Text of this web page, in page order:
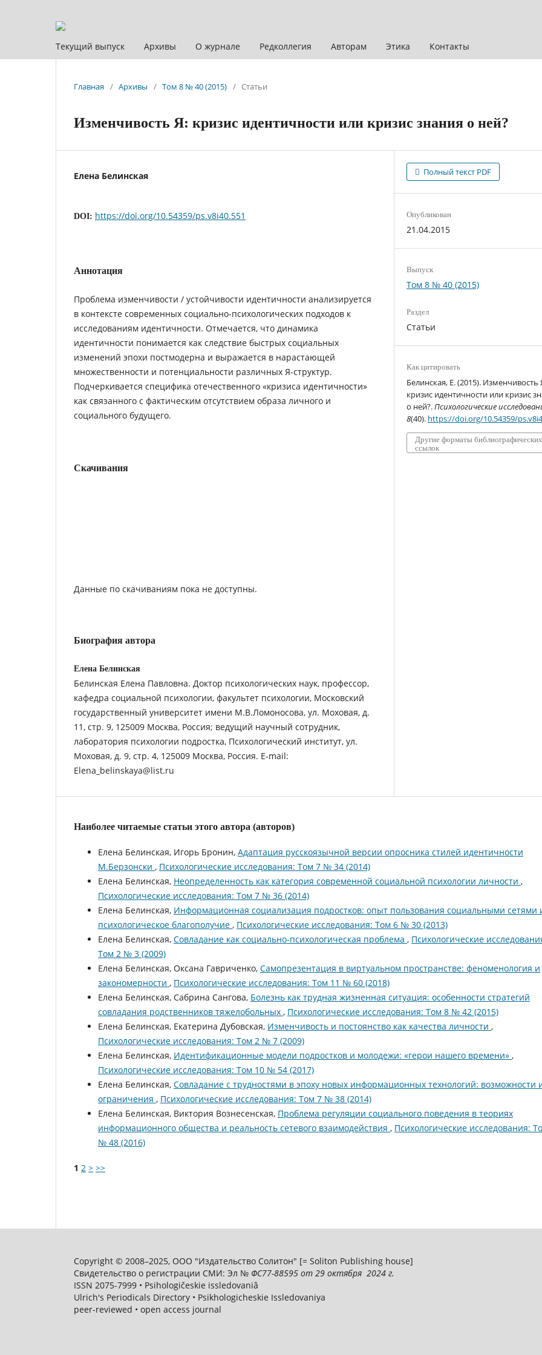
Текущий выпуск Архивы О журнале Редколлегия Авторам Этика Контакты
Главная / Архивы / Том 8 № 40 (2015) / Статьи
Изменчивость Я: кризис идентичности или кризис знания о ней?
Елена Белинская
DOI: https://doi.org/10.54359/ps.v8i40.551
Аннотация
Проблема изменчивости / устойчивости идентичности анализируется
в контексте современных социально-психологических подходов к
исследованиям идентичности. Отмечается, что динамика
идентичности понимается как следствие быстрых социальных
изменений эпохи постмодерна и выражается в нарастающей
множественности и потенциальности различных Я-структур.
Подчеркивается специфика отечественного «кризиса идентичности»
как связанного с фактическим отсутствием образа личного и
социального будущего.
Скачивания
Данные по скачиваниям пока не доступны.
Биография автора
Елена Белинская
Белинская Елена Павловна. Доктор психологических наук, профессор,
кафедра социальной психологии, факультет психологии, Московский
государственный университет имени М.В.Ломоносова, ул. Моховая, д.
11, стр. 9, 125009 Москва, Россия; ведущий научный сотрудник,
лаборатория психологии подростка, Психологический институт, ул.
Моховая, д. 9, стр. 4, 125009 Москва, Россия. E-mail:
Elena_belinskaya@list.ru
Полный текст PDF
Опубликован
21.04.2015
Выпуск
Том 8 № 40 (2015)
Раздел
Статьи
Как цитировать
Белинская, Е. (2015). Изменчивость
кризис идентичности или кризис
о ней?.Психологические
8(40). https://doi.org/10.54359/
Другие форматы
ссылок
Наиболее читаемые статьи этого автора (авторов)
Елена Белинская, Игорь Бронин, Адаптация русскоязычной версии опросника стилей идентичности
М.Берзонски , Психологические исследования: Том 7 № 34 (2014)
Елена Белинская, Неопределенность как категория современной социальной психологии личности ,
Психологические исследования: Том 7 № 36 (2014)
Елена Белинская, Информационная социализация подростков: опыт пользования социальными сетями
психологическое благополучие , Психологические исследования: Том 6 № 30 (2013)
Елена Белинская, Совладание как социально-психологическая проблема , Психологические
Том 2 № 3 (2009)
Елена Белинская, Оксана Гавриченко, Самопрезентация в виртуальном пространстве: феноменология и
закономерности , Психологические исследования: Том 11 № 60 (2018)
Елена Белинская, Сабрина Сангова, Болезнь как трудная жизненная ситуация: особенности стратегий
совладания родственников тяжелобольных , Психологические исследования: Том 8 № 42 (2015)
Елена Белинская, Екатерина Дубовская, Изменчивость и постоянство как качества личности ,
Психологические исследования: Том 2 № 7 (2009)
Елена Белинская, Идентификационные модели подростков и молодежи: «герои нашего времени» ,
Психологические исследования: Том 10 № 54 (2017)
Елена Белинская, Совладание с трудностями в эпоху новых информационных технологий: возможности
ограничения , Психологические исследования: Том 7 № 38 (2014)
Елена Белинская, Виктория Вознесенская, Проблема регуляции социального поведения в теориях
информационного общества и реальность сетевого взаимодействия , Психологические исследования:
№ 48 (2016)
1 2 > >>
Copyright © 2008–2025, ООО "Издательство Солитон" [= Soliton Publishing house]
Свидетельство о регистрации СМИ: Эл № ФС77-88595 от 29 октября 2024 г.
ISSN 2075-7999 • Psihologičeskie issledovaniâ
Ulrich's Periodicals Directory • Psikhologicheskie Issledovaniya
peer-reviewed • open access journal